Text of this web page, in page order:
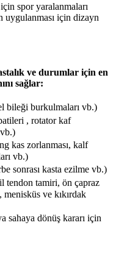
spor yaralanmaları
uygulanması için dizayn
ve durumlar için en
sağlar:
bileği burkulmaları vb.)
, rotator kaf
kas zorlanması, kalf
vb.)
sonrası kasta ezilme vb.)
tendon tamiri, ön çapraz
ve kıkırdak
sahaya dönüş kararı için